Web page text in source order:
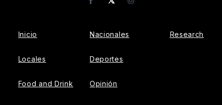
FacebookInstagram
Inicio
Locales
Food and Drink
Nacionales
Deportes
Opinión
Research